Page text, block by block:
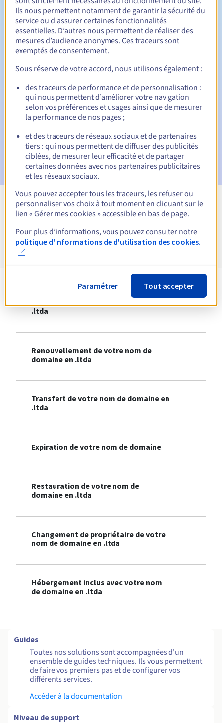
Période de rédemption 30 jours
Notifications automatiques :
Emails d'avertissement :60, 30, 15, 7 et 3 jours avant la
date d'échéance
E-mail le jour de l'expirationpour notification de la
E-mail après la Redemption Grace Periodpour
notification de la suppression du nom de domaine
Voir toutes les extensions
Informations sur le .ltda
.ltda
Renouvellement de votre nom de
domaine en .ltda
Transfert de votre nom de domaine en
.ltda
Expiration de votre nom de domaine
Restauration de votre nom de
domaine en .ltda
Changement de propriétaire de votre
nom de domaine en .ltda
Hébergement inclus avec votre nom
de domaine en .ltda
Guides
Toutes nos solutions sont accompagnées d'un
ensemble de guides techniques. Ils vous permettent
de faire vos premiers pas et de configurer vos
différents services.
Accéder à la documentation
Niveau de support
Ils nous permettent notamment de garantir la sécurité du
service ou d'assurer certaines fonctionnalités
essentielles. D’autres nous permettent de réaliser des
mesures d’audience anonymes. Ces traceurs sont
exemptés de consentement.
Sous réserve de votre accord, nous utilisons également :
des traceurs de performance et de personnalisation :
qui nous permettent d’améliorer votre navigation
selon vos préférences et usages ainsi que de mesurer
la performance de nos pages ;
et des traceurs de réseaux sociaux et de partenaires
tiers : qui nous permettent de diffuser des publicités
ciblées, de mesurer leur efficacité et de partager
certaines données avec nos partenaires publicitaires
et les réseaux sociaux.
Vous pouvez accepter tous les traceurs, les refuser ou
personnaliser vos choix à tout moment en cliquant sur le
lien « Gérer mes cookies » accessible en bas de page.
Pour plus d’informations, vous pouvez consulter notre
politique d'informations de d'utilisation des cookies.
Paramétrer Tout accepter